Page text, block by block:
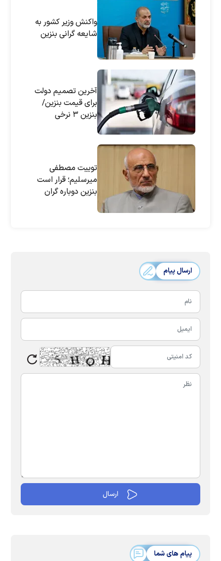
واکنش وزیر کشور به
شایعه گرانی بنزین
آخرین تصمیم دولت
برای قیمت بنزین/
بنزین ۳ نرخی
توییت مصطفی
میرسلیم؛ قرار است
بنزین دوباره گران
ارسال پیام
پیام های شما